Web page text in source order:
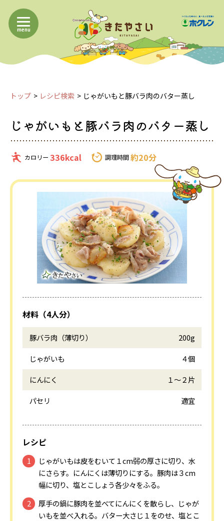
menu
トップ レシピ検索 じゃがいもと豚バラ肉のバター蒸し
じゃがいもと豚バラ肉のバター蒸し
カロリー 336kcal 調理時間 約20分
材料（4人分）
豚バラ肉（薄切り）
200g
じゃがいも
４個
にんにく
１〜２片
パセリ
適宜
レシピ
じゃがいもは皮をむいて１cm弱の厚さに切り、水
にさらす。にんにくは薄切りにする。豚肉は３cm
幅に切り、塩とこしょう各少々をふる。
厚手の鍋に豚肉を並べてにんにくを散らし、じゃが
いもを並べ入れる。バター大さじ１をのせ、塩とこ